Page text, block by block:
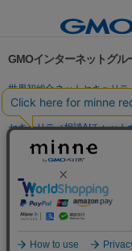
GMOインターネットグル
世界初総合ネットセキュリテ
パスワード漏洩診断
Web
セキュリティ相談AIチャット
実在証明・盗聴対策
サイバー攻撃対策（GMO Flatt
セキュリティ事業の軌跡